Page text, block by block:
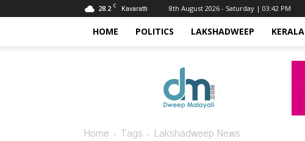
28.2 C Kavaratti 8th August 2026 - Saturday | 03:42 PM
HOME POLITICS LAKSHADWEEP KERALA
Home Tags Lakshadweep News